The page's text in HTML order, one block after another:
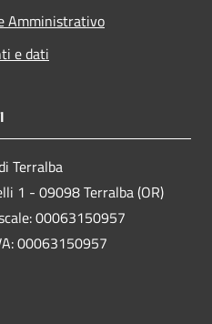
Amministrativo
e dati
Terralba
1 - 09098 Terralba (OR)
00063150957
00063150957